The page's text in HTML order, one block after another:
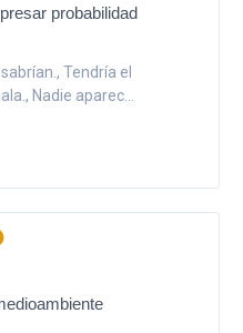
probabilidad
Tendría el
Nadie aparec...